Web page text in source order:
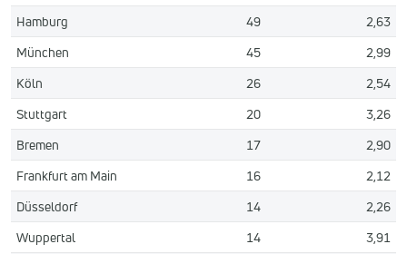
Hamburg
49
2,63
München
45
2,99
Köln
26
2,54
Stuttgart
20
3,26
Bremen
17
2,90
Frankfurt am Main
16
2,12
Düsseldorf
14
2,26
Wuppertal
14
3,91